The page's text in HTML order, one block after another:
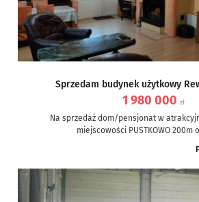
Sprzedam budynek użytkowy
1 980 000 zł
Na sprzedaż dom/pensjonat w
miejscowości PUSTKOWO 200m